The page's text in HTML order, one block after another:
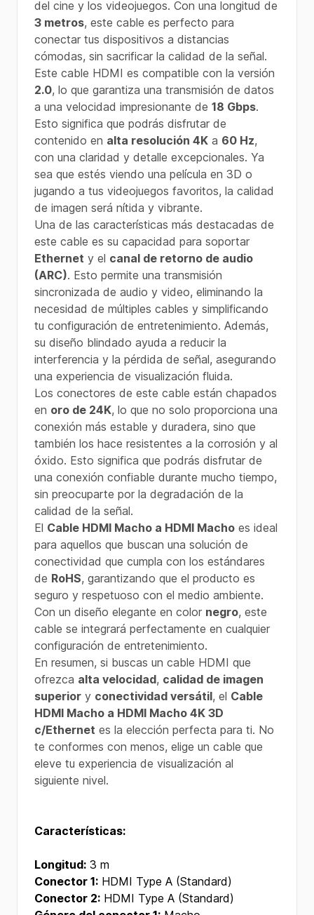
del cine y los videojuegos. Con una longitud de
3 metros, este cable es perfecto para
conectar tus dispositivos a distancias
cómodas, sin sacrificar la calidad de la señal.
Este cable HDMI es compatible con la versión
2.0, lo que garantiza una transmisión de datos
a una velocidad impresionante de 18 Gbps.
Esto significa que podrás disfrutar de
contenido en alta resolución 4K a 60 Hz,
con una claridad y detalle excepcionales. Ya
sea que estés viendo una película en 3D o
jugando a tus videojuegos favoritos, la calidad
de imagen será nítida y vibrante.
Una de las características más destacadas de
este cable es su capacidad para soportar
Ethernet y el canal de retorno de audio
(ARC). Esto permite una transmisión
sincronizada de audio y video, eliminando la
necesidad de múltiples cables y simplificando
tu configuración de entretenimiento. Además,
su diseño blindado ayuda a reducir la
interferencia y la pérdida de señal, asegurando
una experiencia de visualización fluida.
Los conectores de este cable están chapados
en oro de 24K, lo que no solo proporciona una
conexión más estable y duradera, sino que
también los hace resistentes a la corrosión y al
óxido. Esto significa que podrás disfrutar de
una conexión confiable durante mucho tiempo,
sin preocuparte por la degradación de la
calidad de la señal.
El Cable HDMI Macho a HDMI Macho es ideal
para aquellos que buscan una solución de
conectividad que cumpla con los estándares
de RoHS, garantizando que el producto es
seguro y respetuoso con el medio ambiente.
Con un diseño elegante en color negro, este
cable se integrará perfectamente en cualquier
configuración de entretenimiento.
En resumen, si buscas un cable HDMI que
ofrezca alta velocidad, calidad de imagen
superior y conectividad versátil, el Cable
HDMI Macho a HDMI Macho 4K 3D
c/Ethernet es la elección perfecta para ti. No
te conformes con menos, elige un cable que
eleve tu experiencia de visualización al
siguiente nivel.
Características:
Longitud: 3 m
Conector 1: HDMI Type A (Standard)
Conector 2: HDMI Type A (Standard)